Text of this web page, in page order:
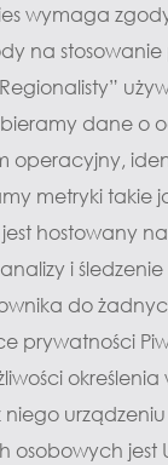
wymaga
na stosowanie
dane o
operacyjny,
metryki
jest hostowany
i śledzenie
do
prywatności
jest